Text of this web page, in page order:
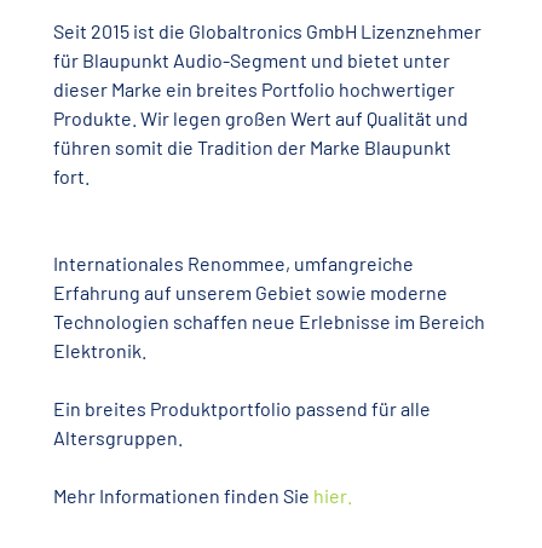
Seit 2015 ist die Globaltronics GmbH Lizenznehmer
für Blaupunkt Audio-Segment und bietet unter
dieser Marke ein breites Portfolio hochwertiger
Produkte. Wir legen großen Wert auf Qualität und
führen somit die Tradition der Marke Blaupunkt
fort.
Internationales Renommee, umfangreiche
Erfahrung auf unserem Gebiet sowie moderne
Technologien schaffen neue Erlebnisse im Bereich
Elektronik.
Ein breites Produktportfolio passend für alle
Altersgruppen.
Mehr Informationen finden Sie hier